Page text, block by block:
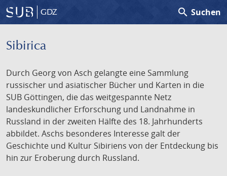
GDZ search Suchen
Sibirica
Durch Georg von Asch gelangte eine Sammlung
russischer und asiatischer Bücher und Karten in die
SUB Göttingen, die das weitgespannte Netz
landeskundlicher Erforschung und Landnahme in
Russland in der zweiten Hälfte des 18. Jahrhunderts
abbildet. Aschs besonderes Interesse galt der
Geschichte und Kultur Sibiriens von der Entdeckung bis
hin zur Eroberung durch Russland.